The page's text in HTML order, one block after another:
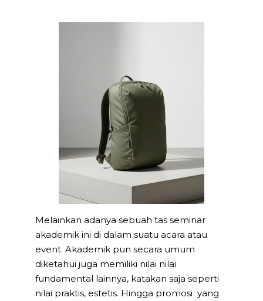
Melainkan adanya sebuah tas seminar
akademik ini di dalam suatu acara atau
event. Akademik pun secara umum
diketahui juga memiliki nilai nilai
fundamental lainnya, katakan saja seperti
nilai praktis, estetis. Hingga promosi yang